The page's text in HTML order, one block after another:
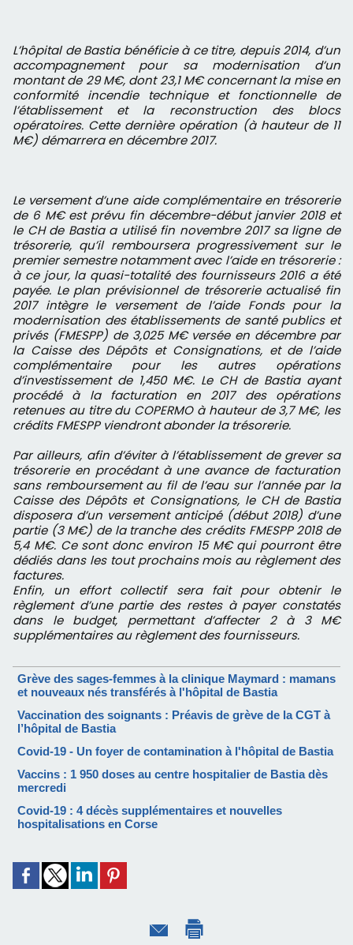
L’hôpital de Bastia bénéficie à ce titre, depuis 2014, d’un
accompagnement pour sa modernisation d’un
montant de 29 M€, dont 23,1 M€ concernant la mise en
conformité incendie technique et fonctionnelle de
l’établissement et la reconstruction des blocs
opératoires. Cette dernière opération (à hauteur de 11
M€) démarrera en décembre 2017.
Le versement d’une aide complémentaire en trésorerie
de 6 M€ est prévu fin décembre-début janvier 2018 et
le CH de Bastia a utilisé fin novembre 2017 sa ligne de
trésorerie, qu’il remboursera progressivement sur le
premier semestre notamment avec l’aide en trésorerie :
à ce jour, la quasi-totalité des fournisseurs 2016 a été
payée. Le plan prévisionnel de trésorerie actualisé fin
2017 intègre le versement de l’aide Fonds pour la
modernisation des établissements de santé publics et
privés (FMESPP) de 3,025 M€ versée en décembre par
la Caisse des Dépôts et Consignations, et de l’aide
complémentaire pour les autres opérations
d’investissement de 1,450 M€. Le CH de Bastia ayant
procédé à la facturation en 2017 des opérations
retenues au titre du COPERMO à hauteur de 3,7 M€, les
crédits FMESPP viendront abonder la trésorerie.
Par ailleurs, afin d’éviter à l’établissement de grever sa
trésorerie en procédant à une avance de facturation
sans remboursement au fil de l’eau sur l’année par la
Caisse des Dépôts et Consignations, le CH de Bastia
disposera d’un versement anticipé (début 2018) d’une
partie (3 M€) de la tranche des crédits FMESPP 2018 de
5,4 M€. Ce sont donc environ 15 M€ qui pourront être
dédiés dans les tout prochains mois au règlement des
factures.
Enfin, un effort collectif sera fait pour obtenir le
règlement d’une partie des restes à payer constatés
dans le budget, permettant d’affecter 2 à 3 M€
supplémentaires au règlement des fournisseurs.
Grève des sages-femmes à la clinique Maymard : mamans
et nouveaux nés transférés à l'hôpital de Bastia
Vaccination des soignants : Préavis de grève de la CGT à
l’hôpital de Bastia
Covid-19 - Un foyer de contamination à l'hôpital de Bastia
Vaccins : 1 950 doses au centre hospitalier de Bastia dès
mercredi
Covid-19 : 4 décès supplémentaires et nouvelles
hospitalisations en Corse